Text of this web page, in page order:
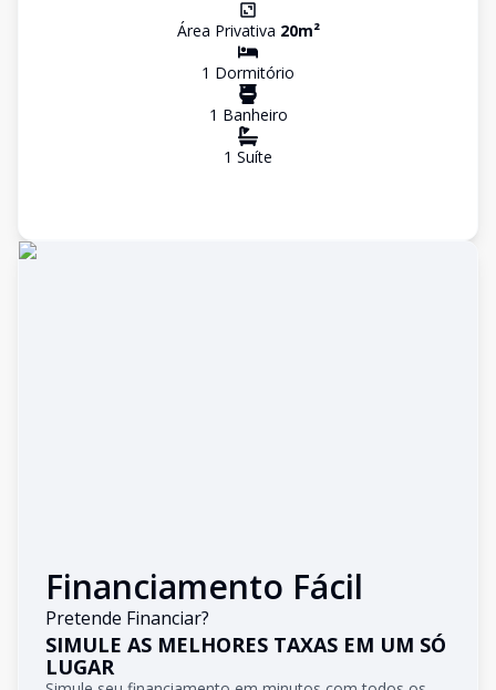
Área Privativa 20m²
1 Dormitório
1 Banheiro
1 Suíte
Financiamento Fácil
Pretende Financiar?
SIMULE AS MELHORES TAXAS EM UM SÓ
LUGAR